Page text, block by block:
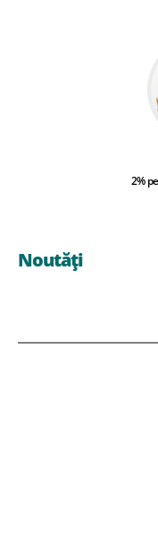
2%
Noutăți